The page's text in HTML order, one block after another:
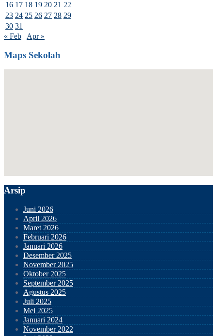
16 17 18 19 20 21 22
23 24 25 26 27 28 29
30 31
« Feb
Apr »
Maps Sekolah
Arsip
Juni 2026
April 2026
Maret 2026
Februari 2026
Januari 2026
Desember 2025
November 2025
Oktober 2025
September 2025
Agustus 2025
Juli 2025
Mei 2025
Januari 2024
November 2022